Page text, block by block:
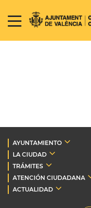
AYUNTAMIENTO
LA CIUDAD
TRÁMITES
ATENCIÓN CIUDADANA
ACTUALIDAD